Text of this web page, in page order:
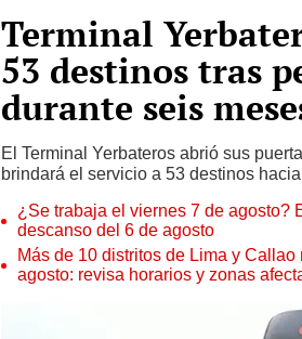
Terminal
53 destinos tras
durante seis
El Terminal Yerbateros abrió sus
brindará el servicio a 53 destinos
¿Se trabaja el viernes 7 de agosto?
descanso del 6 de agosto
Más de 10 distritos de Lima y
agosto: revisa horarios y zonas